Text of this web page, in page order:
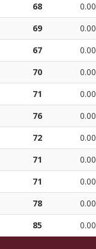
68 0.00
69 0.00
67 0.00
70 0.00
71 0.00
76 0.00
72 0.00
71 0.00
71 0.00
78 0.00
85 0.00